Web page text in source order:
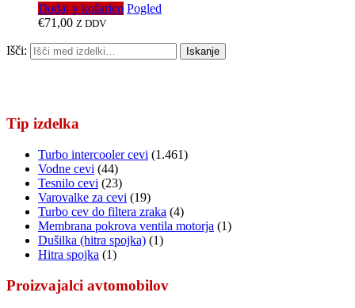
Dodaj v košarico Pogled
€71,00 Z DDV
Išči: Iskanje
Tip izdelka
Turbo intercooler cevi (1.461)
Vodne cevi (44)
Tesnilo cevi (23)
Varovalke za cevi (19)
Turbo cev do filtera zraka (4)
Membrana pokrova ventila motorja (1)
Dušilka (hitra spojka) (1)
Hitra spojka (1)
Proizvajalci avtomobilov